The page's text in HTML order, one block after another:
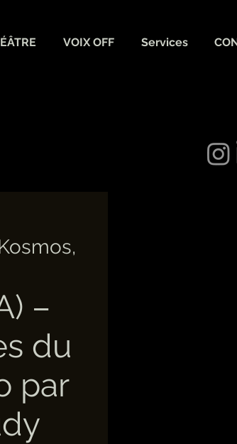
VOIX OFF Services
–
du
par